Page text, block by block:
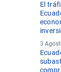
El
3